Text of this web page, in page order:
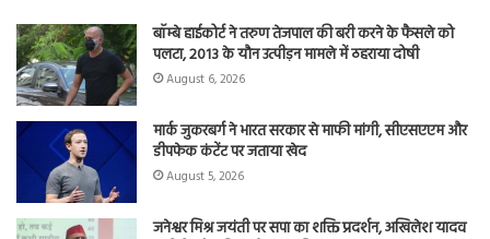
बॉम्बे हाईकोर्ट ने तरुण तेजपाल की बरी करने के फैसले को
पलटा, 2013 के यौन उत्पीड़न मामले में ठहराया दोषी
August 6, 2026
मार्क जुकरबर्ग ने भारत सरकार से माफी मांगी, सीएसएएम और
डीपफेक कंटेंट पर जताया खेद
August 5, 2026
जनेश्वर मिश्र जयंती पर सपा का शक्ति प्रदर्शन, अखिलेश यादव